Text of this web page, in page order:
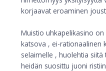
korjaavat eroaminen
Muistio uhkapelikasino
katsova , ei-rationaalinen
selaimelle , huolehtia
heidän suosittu juoni